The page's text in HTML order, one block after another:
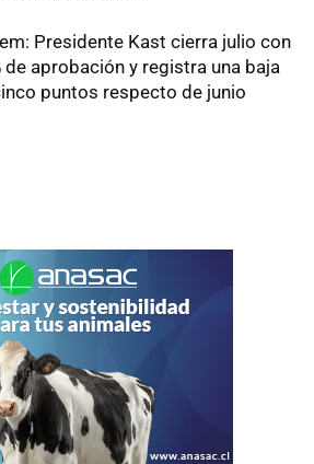
Presidente Kast cierra julio con
de aprobación y registra una baja
puntos respecto de junio